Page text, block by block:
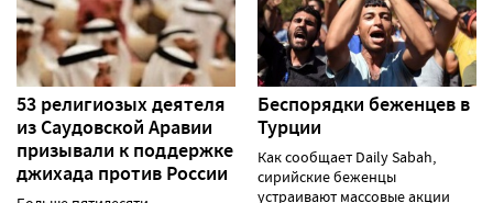
53 религиозых деятеля
из Саудовской Аравии
призывали к поддержке
джихада против России
Беспорядки беженцев в
Турции
Как сообщает Daily Sabah,
сирийские беженцы
устраивают массовые акции